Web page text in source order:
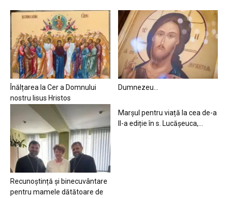
Înălțarea la Cer a Domnului
nostru Iisus Hristos
Dumnezeu…
Recunoștință și binecuvântare
pentru mamele dătătoare de
Marșul pentru viață la cea de-a
II-a ediție în s. Lucășeuca,...